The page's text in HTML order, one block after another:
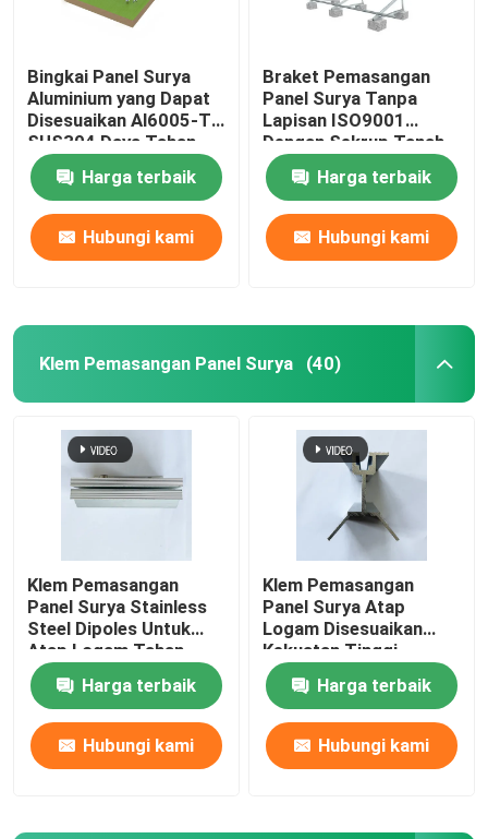
Bingkai Panel Surya
Aluminium yang Dapat
Disesuaikan Al6005-T5
SUS304 Daya Tahan
Tinggi
Harga terbaik
Hubungi kami
Braket Pemasangan
Panel Surya Tanpa
Lapisan ISO9001
Dengan Sekrup Tanah
Harga terbaik
Hubungi kami
Klem Pemasangan Panel Surya (40)
Klem Pemasangan
Panel Surya Stainless
Steel Dipoles Untuk
Atap Logam Tahan
Karat
Harga terbaik
Hubungi kami
Klem Pemasangan
Panel Surya Atap
Logam Disesuaikan
Kekuatan Tinggi
Harga terbaik
Hubungi kami